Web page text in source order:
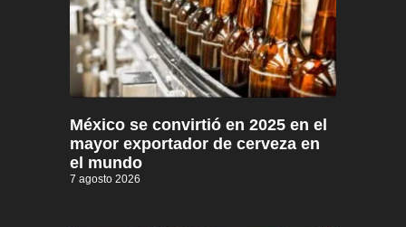
México se convirtió en 2025 en el
mayor exportador de cerveza en
el mundo
7 agosto 2026